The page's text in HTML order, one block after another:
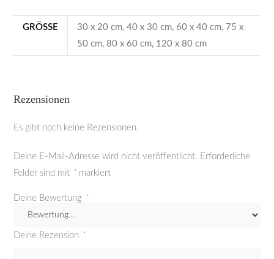
GRÖSSE
30 x 20 cm, 40 x 30 cm, 60 x 40 cm, 75 x
50 cm, 80 x 60 cm, 120 x 80 cm
Rezensionen
Es gibt noch keine Rezensionen.
Deine E-Mail-Adresse wird nicht veröffentlicht. Erforderliche
Felder sind mit
* markiert
Deine Bewertung *
Deine Rezension *